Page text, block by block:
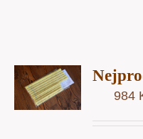
984